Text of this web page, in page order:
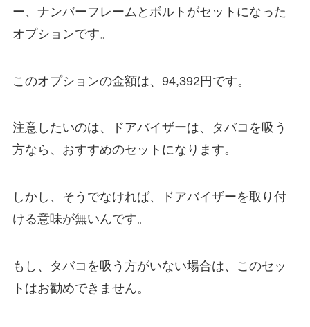
ー、ナンバーフレームとボルトがセットになった
オプションです。
このオプションの金額は、94,392円です。
注意したいのは、ドアバイザーは、タバコを吸う
方なら、おすすめのセットになります。
しかし、そうでなければ、ドアバイザーを取り付
ける意味が無いんです。
もし、タバコを吸う方がいない場合は、このセッ
トはお勧めできません。